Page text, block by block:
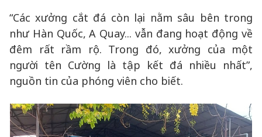
“Các xưởng cắt đá còn lại nằm sâu bên trong
như Hàn Quốc, A Quay... vẫn đang hoạt động về
đêm rất rầm rộ. Trong đó, xưởng của một
người tên Cường là tập kết đá nhiều nhất”,
nguồn tin của phóng viên cho biết.